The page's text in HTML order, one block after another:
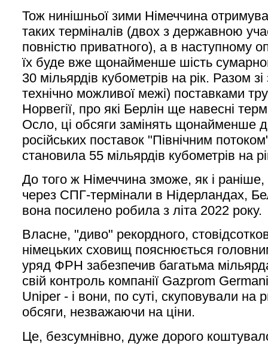
Тож нинішньої зими Німеччина
таких терміналів (двох з державною
повністю приватного), а в наступному
їх буде вже щонайменше шість
30 мільярдів кубометрів на рік. Разом
технічно можливої межі) поставками
Норвегії, про які Берлін ще навесні
Осло, ці обсяги замінять щонайменше
російських поставок "Північним
становила 55 мільярдів кубометрів на
До того ж Німеччина зможе, як і раніше,
через СПГ-термінали в Нідерландах,
вона посилено робила з літа 2022 року.
Власне, "диво" рекордного,
німецьких сховищ пояснюється
уряд ФРН забезпечив багатьма
свій контроль компанії Gazprom
Uniper - і вони, по суті, скуповували на
обсяги, незважаючи на ціни.
Це, безсумнівно, дуже дорого